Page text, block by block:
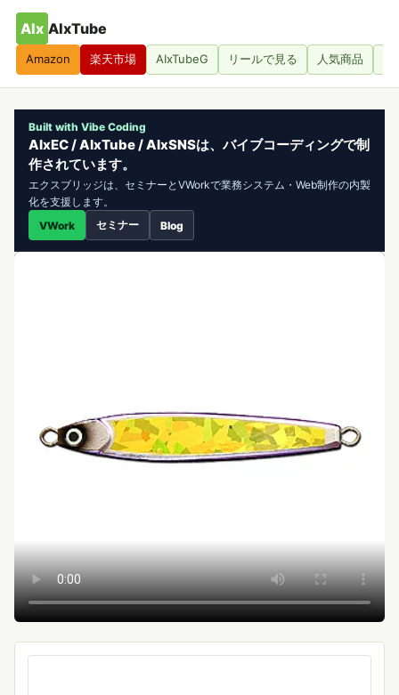
AIx AIxTube
Amazon 楽天市場 AIxTubeG リールで見る 人気商品
Built with Vibe Coding
AIxEC / AIxTube / AIxSNSは、バイブコーディングで制
作されています。
エクスブリッジは、セミナーとVWorkで業務システム・Web制作の内製
化を支援します。
VWork
セミナー Blog